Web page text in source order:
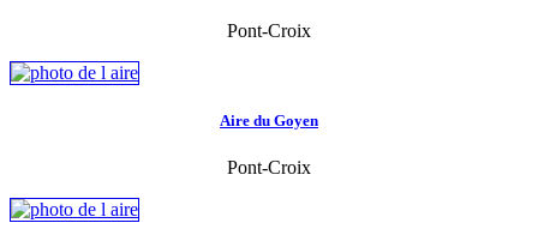
Pont-Croix
Aire du Goyen
Pont-Croix